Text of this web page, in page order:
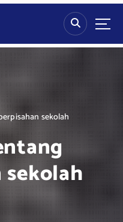
sekolah